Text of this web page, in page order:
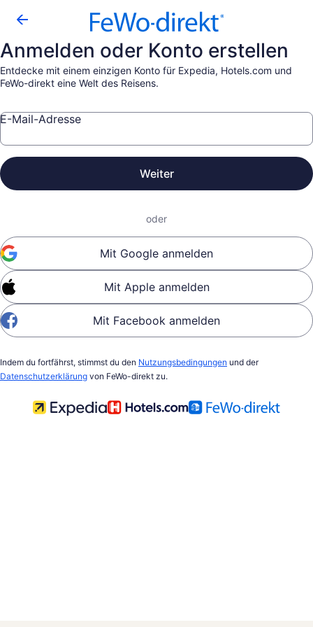
Anmelden oder Konto erstellen
Entdecke mit einem einzigen Konto für Expedia, Hotels.com und
FeWo-direkt eine Welt des Reisens.
E-Mail-Adresse
Weiter
oder
Mit Google anmelden
Mit Apple anmelden
Mit Facebook anmelden
Indem du fortfährst, stimmst du den Nutzungsbedingungen und der
Datenschutzerklärung von FeWo-direkt zu.